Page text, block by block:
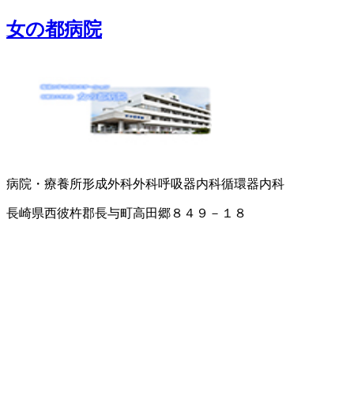
女の都病院
病院・療養所形成外科外科呼吸器内科循環器内科
長崎県西彼杵郡長与町高田郷８４９－１８